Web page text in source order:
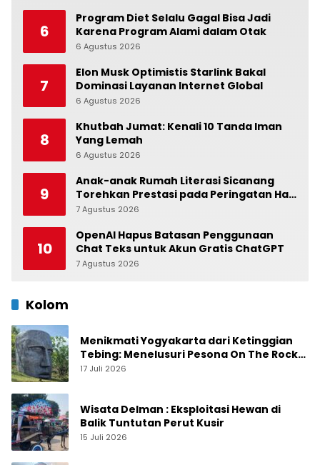
6
Program Diet Selalu Gagal Bisa Jadi
Karena Program Alami dalam Otak
6 Agustus 2026
7
Elon Musk Optimistis Starlink Bakal
Dominasi Layanan Internet Global
6 Agustus 2026
8
Khutbah Jumat: Kenali 10 Tanda Iman
Yang Lemah
6 Agustus 2026
9
Anak-anak Rumah Literasi Sicanang
Torehkan Prestasi pada Peringatan Hari
Anak Nasional di Kecamatan Medan
7 Agustus 2026
10
OpenAI Hapus Batasan Penggunaan
Chat Teks untuk Akun Gratis ChatGPT
7 Agustus 2026
Kolom
Menikmati Yogyakarta dari Ketinggian
Tebing: Menelusuri Pesona On The Rock
Jogja yang Sedang Naik Daun
17 Juli 2026
Wisata Delman : Eksploitasi Hewan di
Balik Tuntutan Perut Kusir
15 Juli 2026